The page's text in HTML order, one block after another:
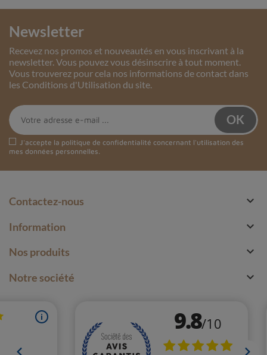
Newsletter
Recevez nos promos et nouveautés en vous inscrivant à la
newsletter. Vous pouvez vous désinscrire à tout moment.
Vous trouverez pour cela nos informations de contact dans
les Conditions d'Utilisation du site.
J'accepte la politique de confidentialité concernant l'utilisation des
mes données personnelles.
Contactez-nous 
Information 
Nos produits 
Notre société 